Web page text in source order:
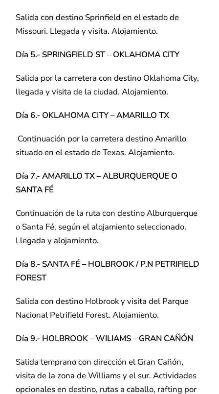
Salida con destino Sprinfield en el estado de
Missouri. Llegada y visita. Alojamiento.
Día 5.- SPRINGFIELD ST – OKLAHOMA CITY
Salida por la carretera con destino Oklahoma City,
llegada y visita de la ciudad. Alojamiento.
Día 6.- OKLAHOMA CITY – AMARILLO TX
Continuación por la carretera destino Amarillo
situado en el estado de Texas. Alojamiento.
Día 7.- AMARILLO TX – ALBURQUERQUE O
SANTA FÉ
Continuación de la ruta con destino Alburquerque
o Santa Fé, según el alojamiento seleccionado.
Llegada y alojamiento.
Día 8.- SANTA FÉ – HOLBROOK / P.N PETRIFIELD
FOREST
Salida con destino Holbrook y visita del Parque
Nacional Petrifield Forest. Alojamiento.
Día 9.- HOLBROOK – WILIAMS – GRAN CAÑÓN
Salida temprano con dirección el Gran Cañón,
visita de la zona de Williams y el sur. Actividades
opcionales en destino, rutas a caballo, rafting por